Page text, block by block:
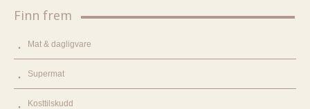
Finn frem
Mat & dagligvare
Supermat
Kosttilskudd